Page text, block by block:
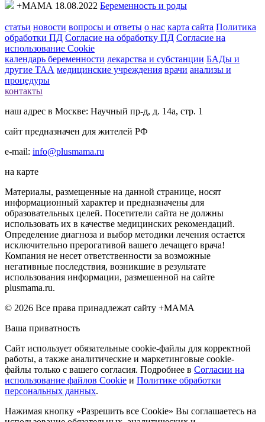
+МАМА 18.08.2022 Беременность и роды
статьи новости вопросы и ответы о нас карта сайта Политика
обработки ПД Согласие на обработку ПД Согласие на
использование Cookie
календарь беременности лекарства и субстанции БАДы и
другие ТАА медицинские учреждения врачи анализы и
процедуры
контакты
наш адрес в Москве: Научный пр-д, д. 14а, стр. 1
сайт предназначен для жителей РФ
e-mail: info@plusmama.ru
на карте
Материалы, размещенные на данной странице, носят
информационный характер и предназначены для
образовательных целей. Посетители сайта не должны
использовать их в качестве медицинских рекомендаций.
Определение диагноза и выбор методики лечения остается
исключительно прерогативой вашего лечащего врача!
Компания не несет ответственности за возможные
негативные последствия, возникшие в результате
использования информации, размешенной на сайте
plusmama.ru.
© 2026 Все права принадлежат сайту +МАМА
Ваша приватность
Сайт использует обязательные cookie-файлы для корректной
работы, а также аналитические и маркетинговые cookie-
файлы только с вашего согласия. Подробнее в Согласии на
использование файлов Cookie и Политике обработки
персональных данных.
Нажимая кнопку «Разрешить все Cookie» Вы соглашаетесь на